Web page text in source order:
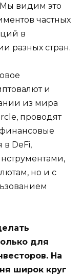
Мы видим это
частных
в
разных стран.
и
из мира
проводят
в DeFi,
но и с
для
На
широк круг